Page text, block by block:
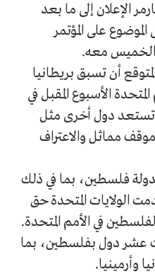
الإعلان إلى ما بعد
على المؤتمر
الخميس معه.
أن تسبق بريطانيا
الأسبوع المقبل في
دول أخرى مثل
موقف مماثل والاعتراف
تعترف بدولة فلسطين، بما في ذلك
2024، استخدمت الولايات المتحدة حق
في الأمم المتحدة.
2024، اعترفت عشر دول بفلسطين، بما
وأرمينيا.